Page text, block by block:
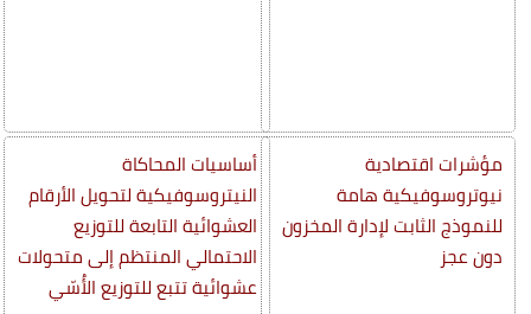
مؤشرات اقتصادية
نيوتروسوفيكية هامة
للنموذج الثابت لإدارة المخزون
دون عجز
أساسيات المحاكاة
النيتروسوفيكية لتحويل الأرقام
العشوائية التابعة للتوزيع
الاحتمالي المنتظم إلى متحولات
عشوائية تتبع للتوزيع الأُسّي